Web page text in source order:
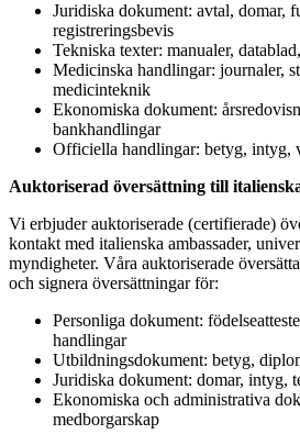
Juridiska dokument: avtal, domar,
registreringsbevis
Tekniska texter: manualer,
Medicinska handlingar: journaler,
medicinteknik
Ekonomiska dokument:
bankhandlingar
Officiella handlingar: betyg, intyg,
Auktoriserad översättning till
Vi erbjuder auktoriserade (certifierade)
kontakt med italienska ambassader,
myndigheter. Våra auktoriserade
och signera översättningar för:
Personliga dokument:
handlingar
Utbildningsdokument: betyg,
Juridiska dokument: domar, intyg,
Ekonomiska och administrativa
medborgarskap